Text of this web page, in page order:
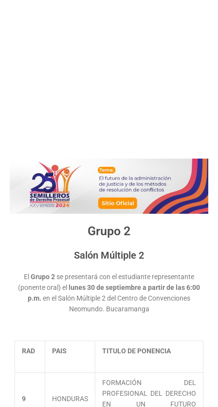
Grupo 2
Salón Múltiple 2
El Grupo 2 se presentará con el estudiante representante
(ponente oral) el
lunes 30 de septiembre a partir de las 6:00
p.m. en el Salón Múltiple 2 del Centro de Convenciones
Neomundo. Bucaramanga
RAD PAIS TITULO DE PONENCIA
9 HONDURAS
FORMACIÓN DEL
PROFESIONAL DEL DERECHO
EN UN FUTURO